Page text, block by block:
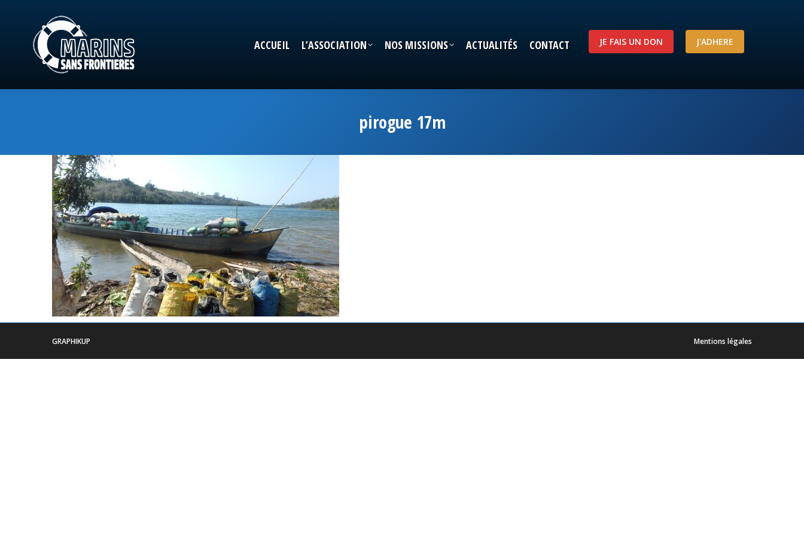
ACCUEIL L’ASSOCIATION NOS MISSIONS ACTUALITÉS CONTACT JE FAIS UN DON J'ADHERE
pirogue 17m
GRAPHIKUP Mentions légales
ACCUEIL L’ASSOCIATION NOS MISSIONS ACTUALITÉS CONTACT JE FAIS UN DON J'ADHERE